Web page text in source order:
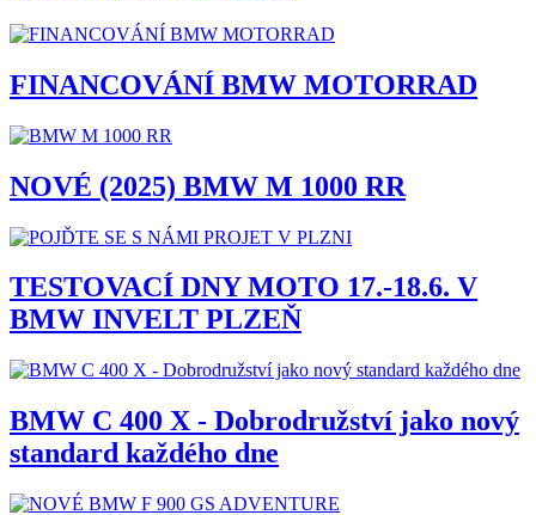
FINANCOVÁNÍ BMW MOTORRAD
NOVÉ (2025) BMW M 1000 RR
TESTOVACÍ DNY MOTO 17.-18.6. V
BMW INVELT PLZEŇ
BMW C 400 X - Dobrodružství jako nový
standard každého dne